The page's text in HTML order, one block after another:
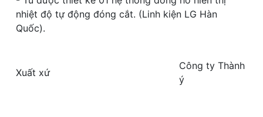
nhiệt độ tự động đóng cắt. (Linh kiện LG Hàn
Quốc).
Xuất xứ
Công ty Thành
ý